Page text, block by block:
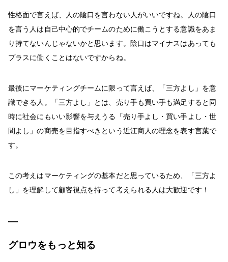
性格面で言えば、人の陰口を言わない人がいいですね。人の陰口
を言う人は自己中心的でチームのために働こうとする意識をあま
り持てないんじゃないかと思います。陰口はマイナスはあっても
プラスに働くことはないですからね。
最後にマーケティングチームに限って言えば、「三方よし」を意
識できる人。「三方よし」とは、売り手も買い手も満足すると同
時に社会にもいい影響を与えうる「売り手よし・買い手よし・世
間よし」の商売を目指すべきという近江商人の理念を表す言葉で
す。
この考えはマーケティングの基本だと思っているため、「三方よ
し」を理解して顧客視点を持って考えられる人は大歓迎です！
グロウをもっと知る